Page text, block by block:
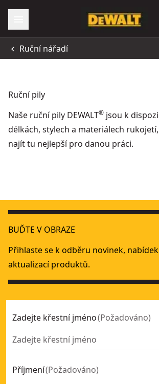
Ruční nářadí
Ruční pily
Naše ruční pily DEWALT® jsou k
délkách, stylech a materiálech
najít tu nejlepší pro danou práci.
BUĎTE V OBRAZE
Přihlaste se k odběru novinek,
aktualizací produktů.
Zadejte křestní jméno(Požadováno)
Příjmení(Požadováno)